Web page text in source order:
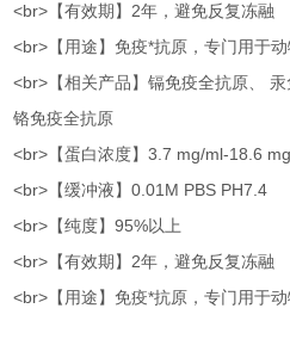
<br>【有效期】2年，避免反复冻融
<br>【用途】免疫*抗原，专门用于
<br>【相关产品】镉免疫全抗原、 汞
铬免疫全抗原
<br>【蛋白浓度】3.7 mg/ml-18.6
<br>【缓冲液】0.01M PBS PH7.4
<br>【纯度】95%以上
<br>【有效期】2年，避免反复冻融
<br>【用途】免疫*抗原，专门用于